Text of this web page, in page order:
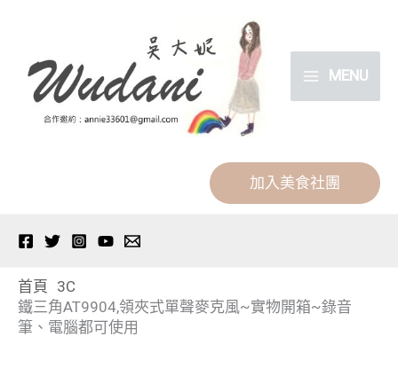
MENU
加入美食社團
首頁 3C
鐵三角AT9904,領夾式單聲麥克風~實物開箱~錄音
筆、電腦都可使用